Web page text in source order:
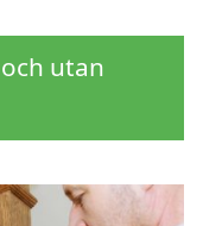
utan